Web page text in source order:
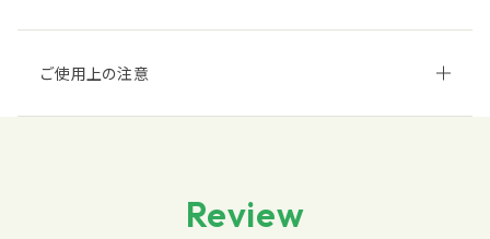
ご使用上の注意
Review